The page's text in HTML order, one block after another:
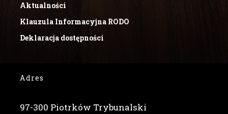
Aktualności
Klauzula Informacyjna RODO
Deklaracja dostępności
Adres
97-300 Piotrków Trybunalski